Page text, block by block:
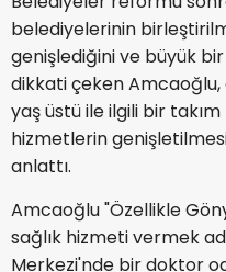
belediyelerinin
genişlediğini ve büyük
dikkati çeken
yaş üstü ile ilgili bir
hizmetlerin
anlattı.
Amcaoğlu "Özellikle
sağlık hizmeti vermek
Merkezi'nde bir doktor